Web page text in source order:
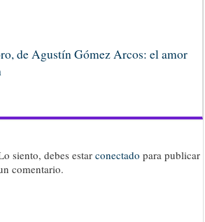
de Agustín Gómez Arcos: el amor
siento, debes estarconectado para publicar
comentario.